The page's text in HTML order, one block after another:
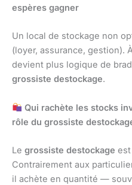
espères gagner
Un local de stockage non
(loyer, assurance, gestion).
devient plus logique de
grossiste destockage.
Qui rachète les stocks
rôle du grossiste
Le grossiste destockage
Contrairement aux
il achète en quantité —